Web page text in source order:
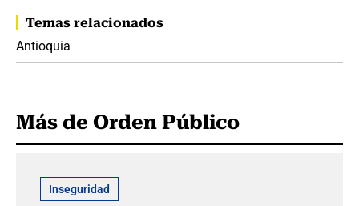
Temas relacionados
Antioquia
Más de Orden Público
Inseguridad